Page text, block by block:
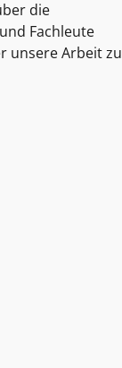
die
Fachleute
unsere Arbeit zu
Kaltenkirchen